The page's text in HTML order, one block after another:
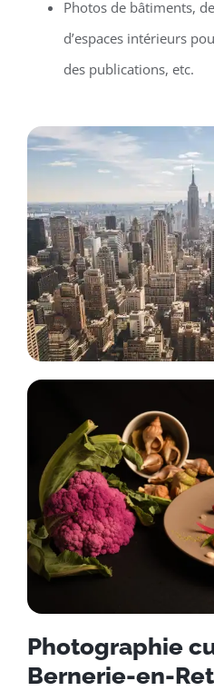
Photos de bâtiments,
d’espaces intérieurs
des publications, etc.
Photographie
Bernerie-en-